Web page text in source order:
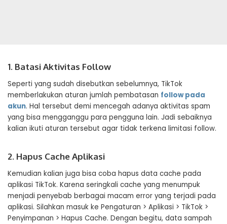
1. Batasi Aktivitas Follow
Seperti yang sudah disebutkan sebelumnya, TikTok
memberlakukan aturan jumlah pembatasan follow pada
akun. Hal tersebut demi mencegah adanya aktivitas spam
yang bisa mengganggu para pengguna lain. Jadi sebaiknya
kalian ikuti aturan tersebut agar tidak terkena limitasi follow.
2. Hapus Cache Aplikasi
Kemudian kalian juga bisa coba hapus data cache pada
aplikasi TikTok. Karena seringkali cache yang menumpuk
menjadi penyebab berbagai macam error yang terjadi pada
aplikasi. Silahkan masuk ke Pengaturan > Aplikasi > TikTok >
Penyimpanan > Hapus Cache. Dengan begitu, data sampah